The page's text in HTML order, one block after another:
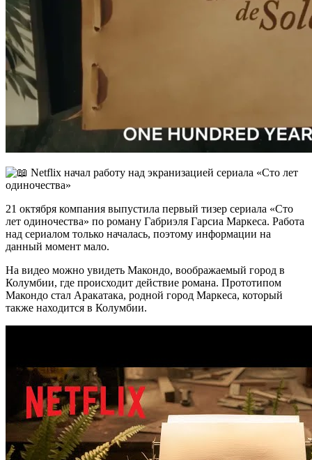
21 октября компания выпустила первый тизер сериала «Сто
лет одиночества» по роману Габриэля Гарсиа Маркеса. Работа
над сериалом только началась, поэтому информации на
данный момент мало.
На видео можно увидеть Макондо, воображаемый город в
Колумбии, где происходит действие романа. Прототипом
Макондо стал Аракатака, родной город Маркеса, который
также находится в Колумбии.